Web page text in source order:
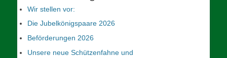
Wir stellen vor:
Die Jubelkönigspaare 2026
Beförderungen 2026
Unsere neue Schützenfahne und